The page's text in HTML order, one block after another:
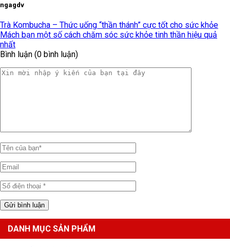
ngagdv
Trà Kombucha – Thức uống “thần thánh” cực tốt cho sức khỏe
Mách bạn một số cách chăm sóc sức khỏe tinh thần hiệu quả
nhất
Bình luận (0 bình luận)
DANH MỤC SẢN PHẨM